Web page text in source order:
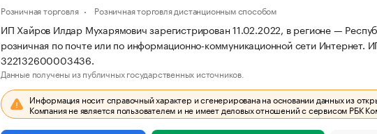
Розничная торговля Розничная торговля дистанционным способом
ИП Хайров Илдар Мухарямович зарегистрирован 11.02.2022, в регионе —
розничная по почте или по информационно-коммуникационной сети
322132600003436.
Данные получены из публичных государственных источников.
Информация носит справочный характер и сгенерирована на основании данных из
Компания не является пользователем и не имеет деловых отношений с сервисом РБК